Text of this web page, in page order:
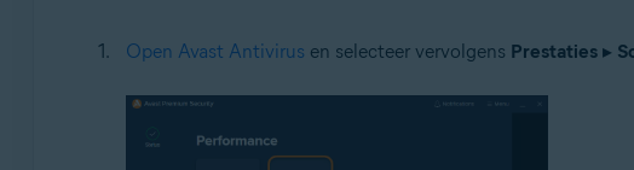
Open Avast Antivirus en selecteer vervolgens Prestaties▸